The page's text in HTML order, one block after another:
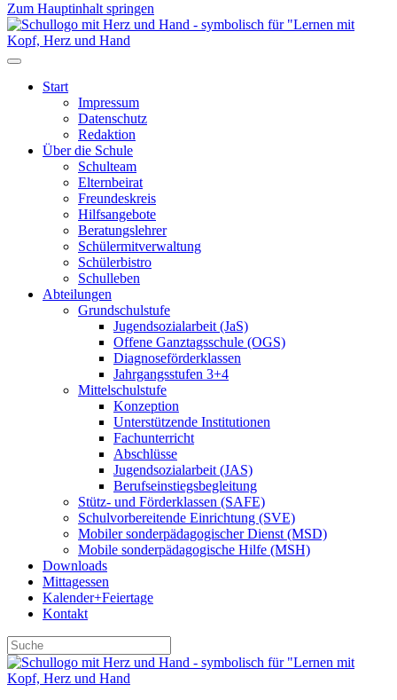
Zum Hauptinhalt springen
Start
Impressum
Datenschutz
Redaktion
Über die Schule
Schulteam
Elternbeirat
Freundeskreis
Hilfsangebote
Beratungslehrer
Schülermitverwaltung
Schülerbistro
Schulleben
Abteilungen
Grundschulstufe
Jugendsozialarbeit (JaS)
Offene Ganztagsschule (OGS)
Diagnoseförderklassen
Jahrgangsstufen 3+4
Mittelschulstufe
Konzeption
Unterstützende Institutionen
Fachunterricht
Abschlüsse
Jugendsozialarbeit (JAS)
Berufseinstiegsbegleitung
Stütz- und Förderklassen (SAFE)
Schulvorbereitende Einrichtung (SVE)
Mobiler sonder­­pädagogischer Dienst (MSD)
Mobile sonder­pädagogische Hilfe (MSH)
Downloads
Mittagessen
Kalender+Feiertage
Kontakt